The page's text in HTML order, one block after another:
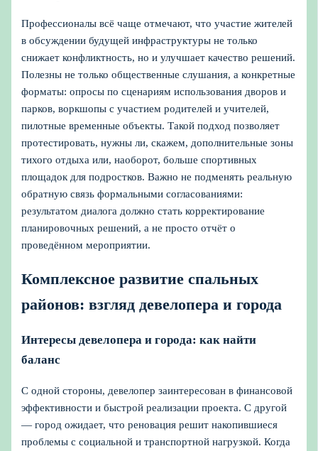
Профессионалы всё чаще отмечают, что участие жителей
в обсуждении будущей инфраструктуры не только
снижает конфликтность, но и улучшает качество решений.
Полезны не только общественные слушания, а конкретные
форматы: опросы по сценариям использования дворов и
парков, воркшопы с участием родителей и учителей,
пилотные временные объекты. Такой подход позволяет
протестировать, нужны ли, скажем, дополнительные зоны
тихого отдыха или, наоборот, больше спортивных
площадок для подростков. Важно не подменять реальную
обратную связь формальными согласованиями:
результатом диалога должно стать корректирование
планировочных решений, а не просто отчёт о
проведённом мероприятии.
Комплексное развитие спальных
районов: взгляд девелопера и города
Интересы девелопера и города: как найти
баланс
С одной стороны, девелопер заинтересован в финансовой
эффективности и быстрой реализации проекта. С другой
— город ожидает, что реновация решит накопившиеся
проблемы с социальной и транспортной нагрузкой. Когда